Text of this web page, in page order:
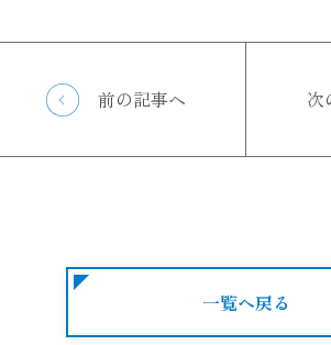
前の記事へ 次
一覧へ戻る